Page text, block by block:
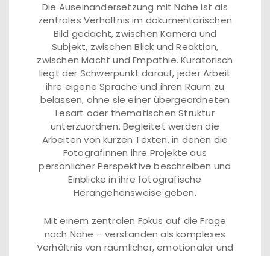
Die Auseinandersetzung mit Nähe ist als
zentrales Verhältnis im dokumentarischen
Bild gedacht, zwischen Kamera und
Subjekt, zwischen Blick und Reaktion,
zwischen Macht und Empathie. Kuratorisch
liegt der Schwerpunkt darauf, jeder Arbeit
ihre eigene Sprache und ihren Raum zu
belassen, ohne sie einer übergeordneten
Lesart oder thematischen Struktur
unterzuordnen. Begleitet werden die
Arbeiten von kurzen Texten, in denen die
Fotografinnen ihre Projekte aus
persönlicher Perspektive beschreiben und
Einblicke in ihre fotografische
Herangehensweise geben.
Mit einem zentralen Fokus auf die Frage
nach Nähe – verstanden als komplexes
Verhältnis von räumlicher, emotionaler und